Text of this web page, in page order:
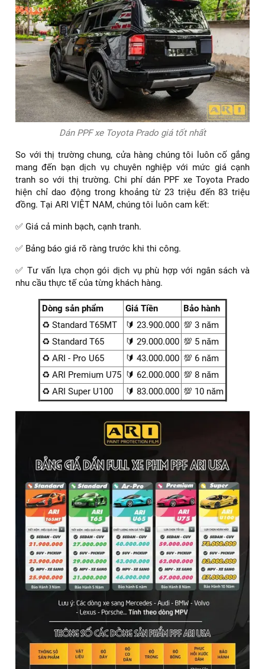
Khả năng
co giãn
>350% >350% >400% >400% >400%
Thời gian
bảo hành
3 năm 5 năm 6 năm 8 năm
10
Chi phí dán PPF xe Toyota Prado màu đen
Việc tìm hiểu giá dán PPF xe Toyota Prado bao nhiêu tiền
sẽ giúp bạn có được sự chuẩn bị tốt nhất khi quyết định sử
dụng dịch vụ này. Chi phí dịch vụ phụ thuộc vào nhiều yếu
✅ Phạm vi dán: Toàn xe hay một số vị trí dễ tổn thương như
capo, cản trước, tay nắm cửa.
✅ Dòng phim PPF ARI lựa chọn: Từ gói tiêu chuẩn đến cao
cấp.
✅ Độ phức tạp khi thi công: Prado có nhiều chi tiết bề mặt
Dán PPF xe Toyota Prado giá tốt nhất
So với thị trường chung, cửa hàng chúng tôi luôn cố gắng
mang đến bạn dịch vụ chuyên nghiệp với mức giá cạnh
tranh so với thị trường. Chi phí dán PPF xe Toyota Prado
hiện chỉ dao động trong khoảng từ 23 triệu đến 83 triệu
đồng. Tại ARI VIỆT NAM, chúng tôi luôn cam kết:
✅ Giá cả minh bạch, cạnh tranh.
✅ Bảng báo giá rõ ràng trước khi thi công.
✅ Tư vấn lựa chọn gói dịch vụ phù hợp với ngân sách và
nhu cầu thực tế của từng khách hàng.
♻️ Standard T65MT
🔰 23.900.000 💯 3 năm
♻️ Standard T65
🔰 29.000.000 💯 5 năm
♻️ ARI - Pro U65
🔰 43.000.000 💯 6 năm
♻️ ARI Premium U75 🔰 62.000.000 💯 8 năm